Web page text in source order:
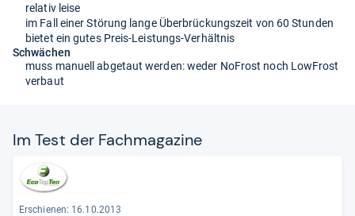
relativ leise
im Fall einer Störung lange Überbrückungszeit von 60 Stunden
bietet ein gutes Preis-Leistungs-Verhältnis
Schwächen
muss manuell abgetaut werden: weder NoFrost noch LowFrost
verbaut
Im Test der Fach­ma­ga­zine
Erschienen: 16.10.2013